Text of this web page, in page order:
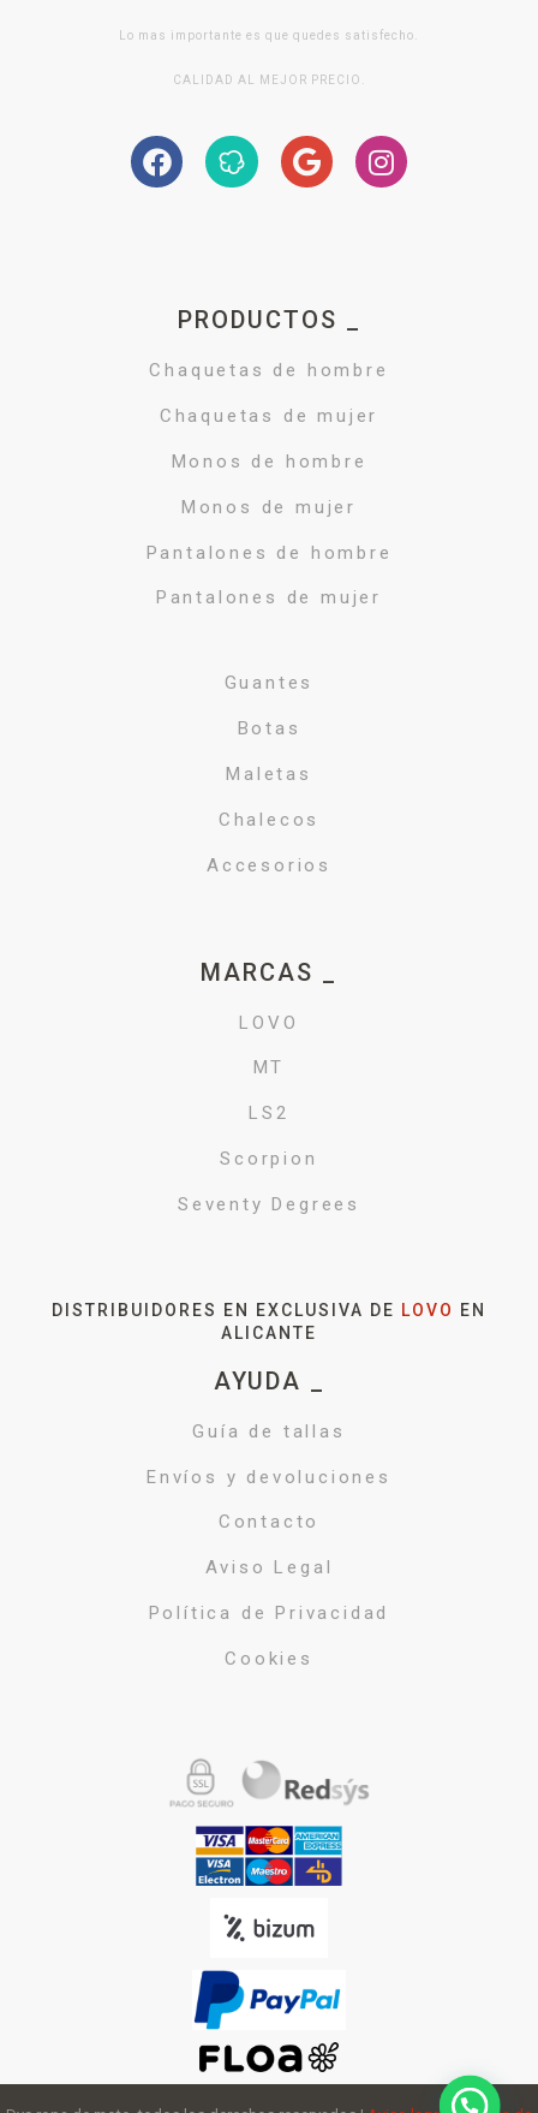
Lo mas importante es que quedes satisfecho.
CALIDAD AL MEJOR PRECIO.
PRODUCTOS _
Chaquetas de hombre
Chaquetas de mujer
Monos de hombre
Monos de mujer
Pantalones de hombre
Pantalones de mujer
Guantes
Botas
Maletas
Chalecos
Accesorios
MARCAS _
LOVO
MT
LS2
Scorpion
Seventy Degrees
DISTRIBUIDORES EN EXCLUSIVA DE LOVO
EN
ALICANTE
AYUDA _
Guía de tallas
Envíos y devoluciones
Contacto
Aviso Legal
Política de Privacidad
Cookies